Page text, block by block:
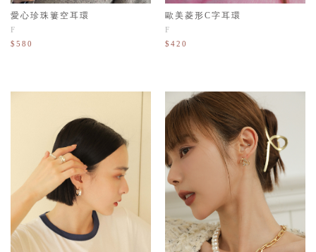
愛心珍珠簍空耳環
F
$580
歐美菱形C字耳環
F
$420